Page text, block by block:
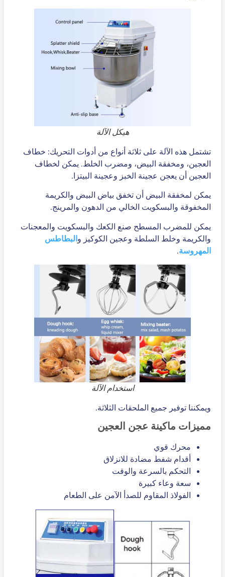
هيكل الآلة
تشتمل هذه الآلة على ثلاثة أنواع من أدوات التحريك: خطاف
العجين، ومخفقة البيض، ومضرب الخلط. يمكن لخطاف
العجين أن يعجن عجينة الخبز وعجينة البيتزا.
يمكن لمخفقة البيض أن تخفق بياض البيض والكريمة
المخفوقة والبسكويت الخالي من الدهون والمرينج.
يمكن للمضرب المسطح صنع الكعك والبسكويت والمعجنات
والكريمة وخلط السلطة وعجين الكوكيز والبطاطس
المهروسة.
استخدام الآلة
ويمكننا توفير جميع الملحقات الثلاثة.
مميزات ماكينة عجن العجين
محرك قوي
أقدام شفط مضادة للانزلاق
التحكم بالسرعة والوقت
سعة وعاء كبيرة
الفولاذ المقاوم للصدأ الآمن على الطعام